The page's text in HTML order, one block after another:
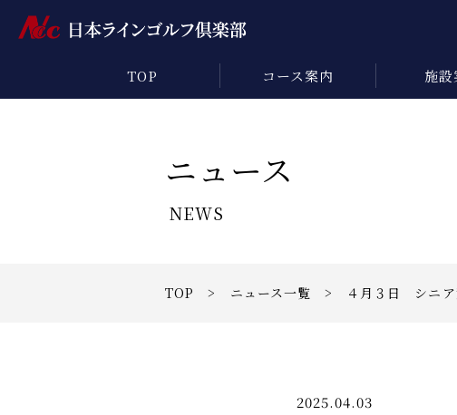
TOP コース案内 施設
ニュース
NEWS
TOP > ニュース一覧 > ４月３日 シニア
2025.04.03